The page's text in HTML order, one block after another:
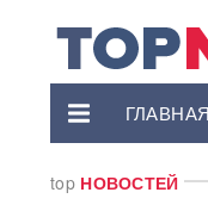
ГЛАВНАЯ
top НОВОСТЕЙ